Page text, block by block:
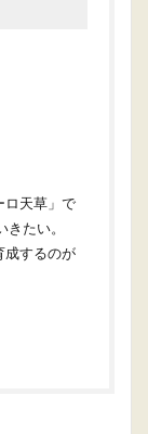
ロ天草」で
たい。
成するのが